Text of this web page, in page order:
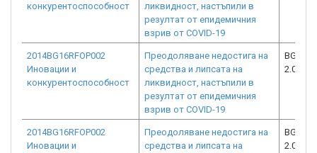
конкурентоспособност
ликвидност, настъпили в
резултат от епидемичния
взрив от COVID-19
2014BG16RFOP002
Иновации и
конкурентоспособност
Преодоляване недостига на
средства и липсата на
ликвидност, настъпили в
резултат от епидемичния
взрив от COVID-19
2.073-
2014BG16RFOP002
Иновации и
Преодоляване недостига на
средства и липсата на
2.073-